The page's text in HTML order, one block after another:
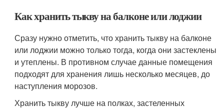
Как хранить тыкву на балконе или лоджии
Сразу нужно отметить, что хранить тыкву на балконе
или лоджии можно только тогда, когда они застеклены
и утеплены. В противном случае данные помещения
подходят для хранения лишь несколько месяцев, до
наступления морозов.
Хранить тыкву лучше на полках, застеленных